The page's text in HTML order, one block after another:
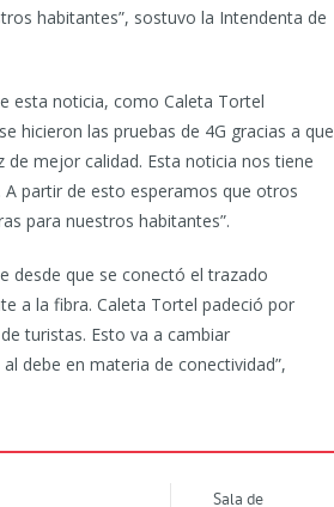
habitantes”, sostuvo la Intendenta de
esta noticia, como Caleta Tortel
hicieron las pruebas de 4G gracias a que
mejor calidad. Esta noticia nos tiene
partir de esto esperamos que otros
para nuestros habitantes”.
desde que se conectó el trazado
a la fibra. Caleta Tortel padeció por
turistas. Esto va a cambiar
debe en materia de conectividad”,
Sala de